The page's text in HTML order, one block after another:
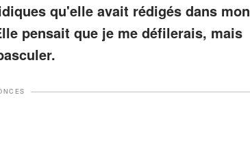
qu'elle avait rédigés dans mon
pensait que je me défilerais, mais